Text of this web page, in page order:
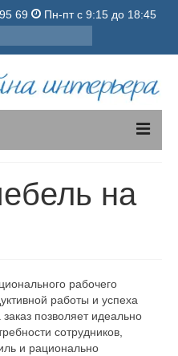
69
Пн-пт с 9:15 до 18:45
на
рабочего
работы и успеха
позволяет идеально
сотрудников,
и рационально